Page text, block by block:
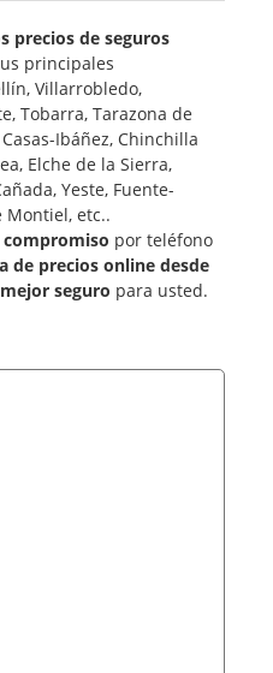
precios de seguros
principales
Villarrobledo,
Tobarra, Tarazona de
Ibáñez, Chinchilla
Elche de la Sierra,
Yeste, Fuente-
Montiel, etc..
por teléfono
de precios online desde
seguro para usted.